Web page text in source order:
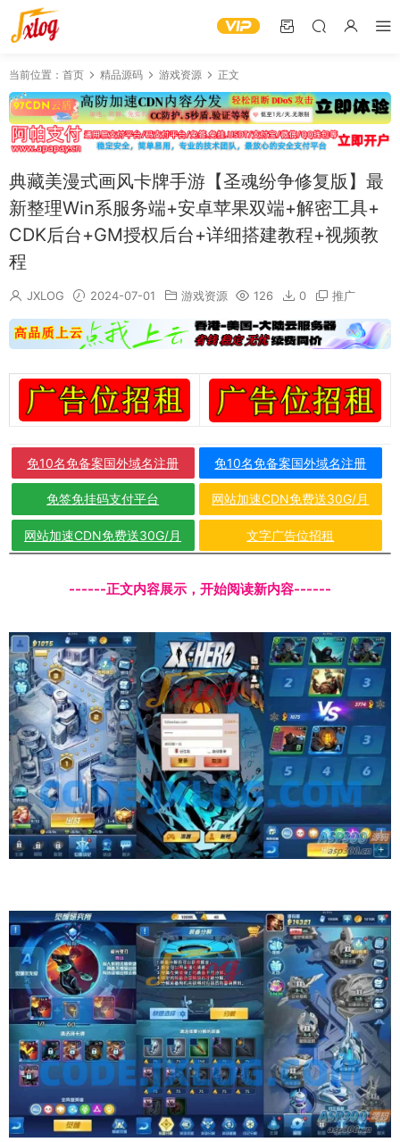
当前位置： 首页 精品源码 游戏资源 正文
典藏美漫式画风卡牌手游【圣魂纷争修复版】最
新整理Win系服务端+安卓苹果双端+解密工具+
CDK后台+GM授权后台+详细搭建教程+视频教
程
JXLOG 2024-07-01 游戏资源 126 0 推广
免10名免备案国外域名注册 免10名免备案国外域名注册
免签免挂码支付平台 网站加速CDN免费送30G/月
网站加速CDN免费送30G/月 文字广告位招租
------正文内容展示，开始阅读新内容------